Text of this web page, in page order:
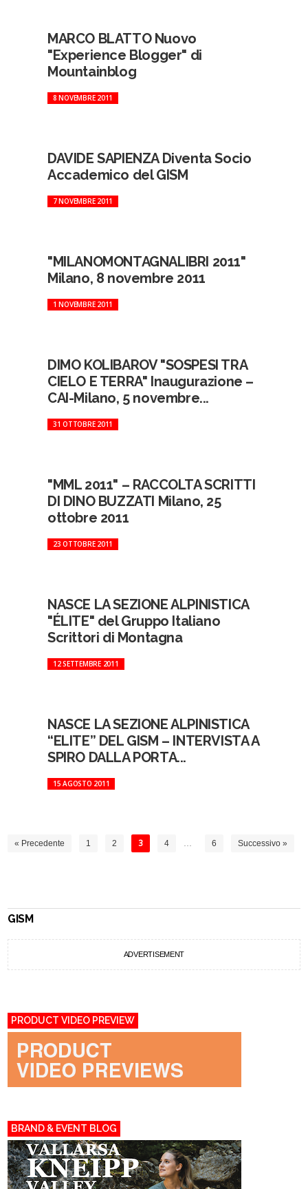
MARCO BLATTO Nuovo
"Experience Blogger" di
Mountainblog
8 NOVEMBRE 2011
DAVIDE SAPIENZA Diventa Socio
Accademico del GISM
7 NOVEMBRE 2011
"MILANOMONTAGNALIBRI 2011"
Milano, 8 novembre 2011
1 NOVEMBRE 2011
DIMO KOLIBAROV "SOSPESI TRA
CIELO E TERRA" Inaugurazione –
CAI-Milano, 5 novembre...
31 OTTOBRE 2011
"MML 2011" – RACCOLTA SCRITTI
DI DINO BUZZATI Milano, 25
ottobre 2011
23 OTTOBRE 2011
NASCE LA SEZIONE ALPINISTICA
"ÉLITE" del Gruppo Italiano
Scrittori di Montagna
12 SETTEMBRE 2011
NASCE LA SEZIONE ALPINISTICA
“ELITE” DEL GISM – INTERVISTA A
SPIRO DALLA PORTA...
15 AGOSTO 2011
« Precedente 1 2 3 4 … 6 Successivo »
GISM
ADVERTISEMENT
PRODUCT VIDEO PREVIEW
BRAND & EVENT BLOG